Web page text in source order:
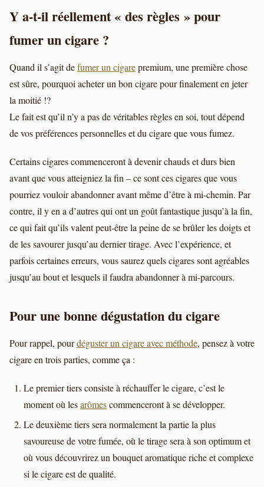
Y a-t-il réellement « des règles » pour
fumer un cigare ?
Quand il s’agit defumer un cigarepremium, une première chose
est sûre, pourquoi acheter un bon cigare pour finalement en jeter
la moitié !?
Le fait est qu’il n’y a pas de véritables règles en soi, tout dépend
de vos préférences personnelles et du cigare que vous fumez.
Certains cigares commenceront à devenir chauds et durs bien
avant que vous atteigniez la fin – ce sont ces cigares que vous
pourriez vouloir abandonner avant même d’être à mi-chemin. Par
contre, il y en a d’autres qui ont un goût fantastique jusqu’à la fin,
ce qui fait qu’ils valent peut-être la peine de se brûler les doigts et
de les savourer jusqu’au dernier tirage. Avec l’expérience, et
parfois certaines erreurs, vous saurez quels cigares sont agréables
jusqu’au bout et lesquels il faudra abandonner à mi-parcours.
Pour une bonne dégustation du cigare
Pour rappel, pourdéguster un cigare avec méthode, pensez à votre
cigare en trois parties, comme ça :
Le premier tiers consiste à réchauffer le cigare, c’est le
moment où lesarômescommenceront à se développer.
Le deuxième tiers sera normalement la partie la plus
savoureuse de votre fumée, où le tirage sera à son optimum et
où vous découvrirez un bouquet aromatique riche et complexe
si le cigare est de qualité.